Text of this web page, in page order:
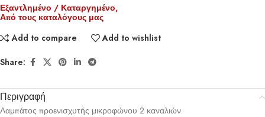
Εξαντλημένο / Καταργημένο,
Από τους καταλόγους μας
Add to compare
Add to wishlist
Share:
Περιγραφή
Λαμπάτος προενισχυτής μικροφώνου 2 καναλιών.